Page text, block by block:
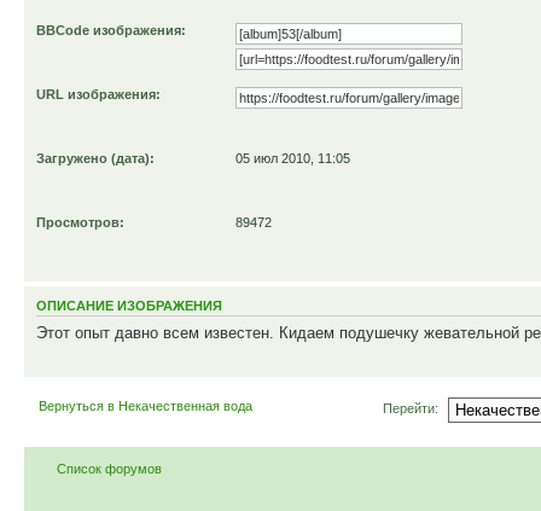
BBCode изображения:
URL изображения:
Загружено (дата): 05 июл 2010, 11:05
Просмотров: 89472
ОПИСАНИЕ ИЗОБРАЖЕНИЯ
Этот опыт давно всем известен. Кидаем подушечку жевательной
Вернуться в Некачественная вода Перейти:
Список форумов